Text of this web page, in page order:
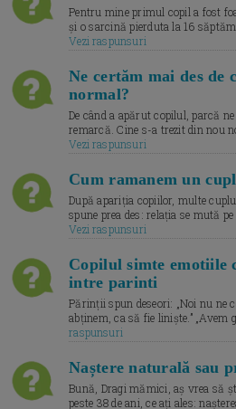
Pentru mine primul copil a fost
și o sarcină pierduta la 16
Vezi raspunsuri
Ne certăm mai des de
normal?
De când a apărut copilul, parcă
remarcă. Cine s-a trezit din nou
Vezi raspunsuri
Cum ramanem un
După apariția copiilor, multe
spune prea des: relația se mută
Vezi raspunsuri
Copilul simte emotiile
intre parinti
Părinții spun deseori: „Noi nu ne
abținem, ca să fie liniște.” „Avem
raspunsuri
Naștere naturală sau
Bună, Dragi mămici, aș vrea să
peste 38 de ani, ce ați ales: